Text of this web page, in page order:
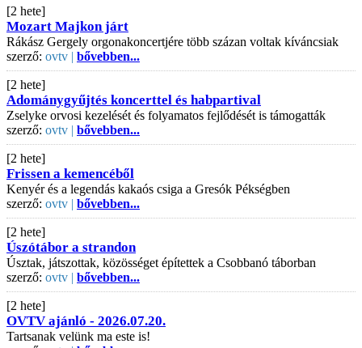
[2 hete]
Mozart Majkon járt
Rákász Gergely orgonakoncertjére több százan voltak kíváncsiak
szerző: ovtv | bővebben...
[2 hete]
Adománygyűjtés koncerttel és habpartival
Zselyke orvosi kezelését és folyamatos fejlődését is támogatták
szerző: ovtv | bővebben...
[2 hete]
Frissen a kemencéből
Kenyér és a legendás kakaós csiga a Gresók Pékségben
szerző: ovtv | bővebben...
[2 hete]
Úszótábor a strandon
Úsztak, játszottak, közösséget építettek a Csobbanó táborban
szerző: ovtv | bővebben...
[2 hete]
OVTV ajánló - 2026.07.20.
Tartsanak velünk ma este is!